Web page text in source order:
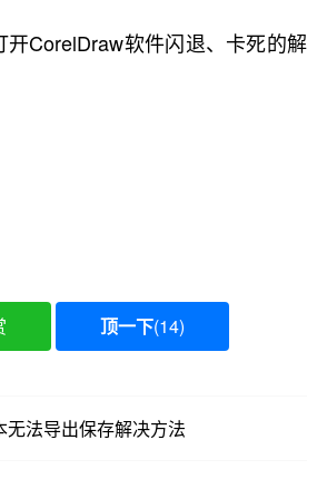
顶一下(14)
法导出保存解决方法